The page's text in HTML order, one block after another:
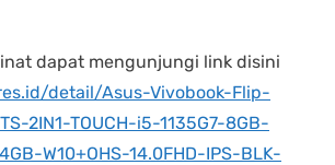
dapat mengunjungi link disini
detail/Asus-Vivobook-Flip-
2IN1-TOUCH-i5-1135G7-8GB-
W10+OHS-14.0FHD-IPS-BLK-